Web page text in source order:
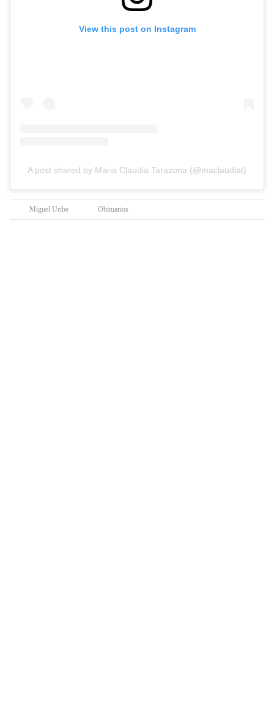
View this post on Instagram
A post shared by Maria Claudia Tarazona (@maclaudiat)
Miguel Uribe Obituarios